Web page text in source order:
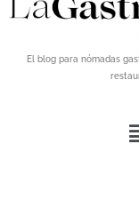
El blog para nómadas